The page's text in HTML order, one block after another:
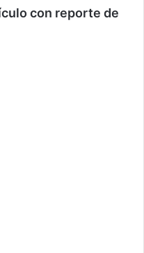
con reporte de